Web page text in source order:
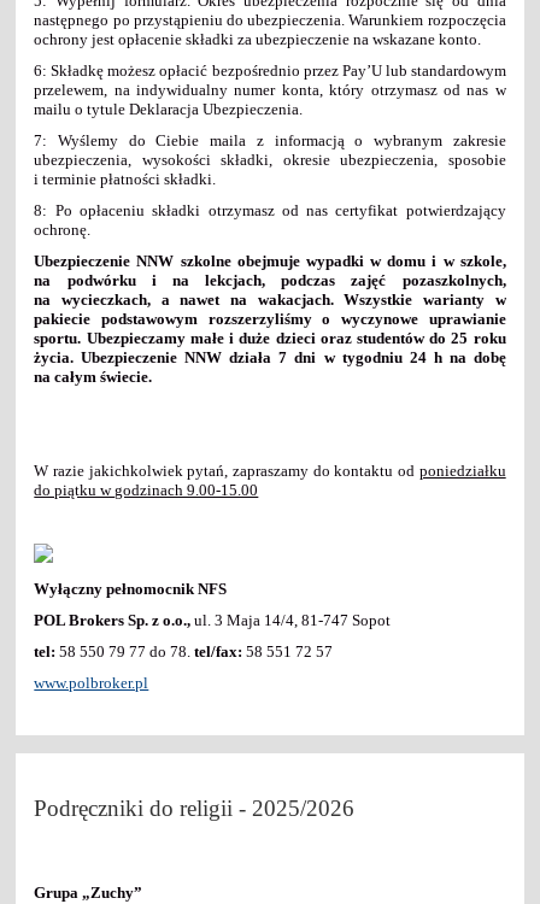
następnego po przystąpieniu do ubezpieczenia. Warunkiem rozpoczęcia
ochrony jest opłacenie składki za ubezpieczenie na wskazane konto.
6: Składkę możesz opłacić bezpośrednio przez Pay’U lub standardowym
przelewem, na indywidualny numer konta, który otrzymasz od nas w
mailu o tytule Deklaracja Ubezpieczenia.
7: Wyślemy do Ciebie maila z informacją o wybranym zakresie
ubezpieczenia, wysokości składki, okresie ubezpieczenia, sposobie
i terminie płatności składki.
8: Po opłaceniu składki otrzymasz od nas certyfikat potwierdzający
ochronę.
Ubezpieczenie NNW szkolne obejmuje wypadki w domu i w szkole,
na podwórku i na lekcjach, podczas zajęć pozaszkolnych,
na wycieczkach, a nawet na wakacjach. Wszystkie warianty w
pakiecie podstawowym rozszerzyliśmy o wyczynowe uprawianie
sportu. Ubezpieczamy małe i duże dzieci oraz studentów do 25 roku
życia. Ubezpieczenie NNW działa 7 dni w tygodniu 24 h na dobę
na całym świecie.
W razie jakichkolwiek pytań, zapraszamy do kontaktu od poniedziałku
do piątku w godzinach 9.00-15.00
Wyłączny pełnomocnik NFS
POL Brokers Sp. z o.o.,ul. 3 Maja 14/4, 81-747 Sopot
tel:58 550 79 77 do 78.tel/fax:58 551 72 57
www.polbroker.pl
Podręczniki do religii - 2025/2026
Grupa „Zuchy”